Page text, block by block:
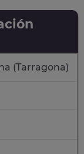
(Tarragona)